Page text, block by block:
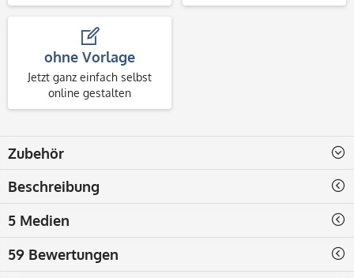
ohne Vorlage
Jetzt ganz einfach selbst
online gestalten
Zubehör
Beschreibung
5 Medien
59 Bewertungen